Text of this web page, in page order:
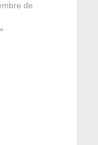
de